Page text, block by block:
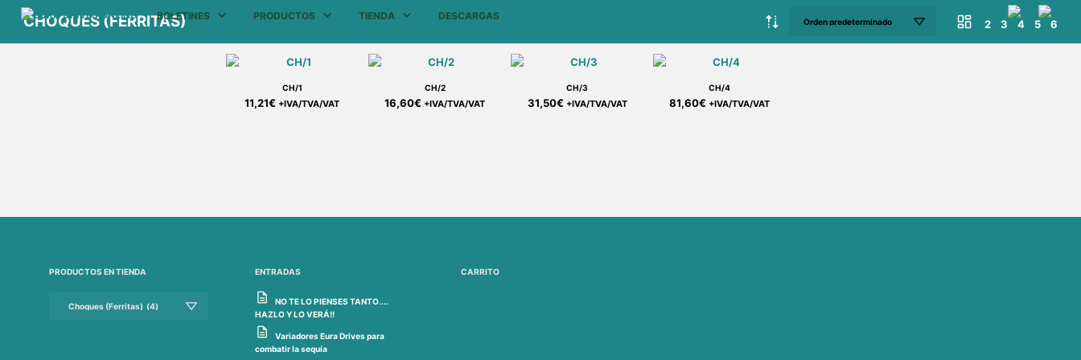
BOLETINES PRODUCTOS TIENDA DESCARGAS
CHOQUES (FERRITAS) 2 3 4 5 6
CH/1
11,21€ +IVA/TVA/VAT
CH/2
16,60€ +IVA/TVA/VAT
CH/3
31,50€ +IVA/TVA/VAT
CH/4
81,60€ +IVA/TVA/VAT
PRODUCTOS EN TIENDA ENTRADAS
NO TE LO PIENSES TANTO....
HAZLO Y LO VERÁ!!
Variadores Eura Drives para
combatir la sequía
CARRITO